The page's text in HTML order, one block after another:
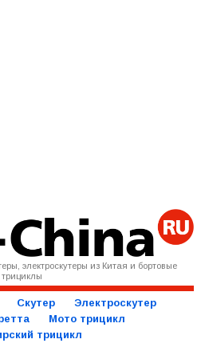
электроскутеры из Китая и бортовые
трициклы
Скутер
Электроскутер
Мото трицикл
трицикл